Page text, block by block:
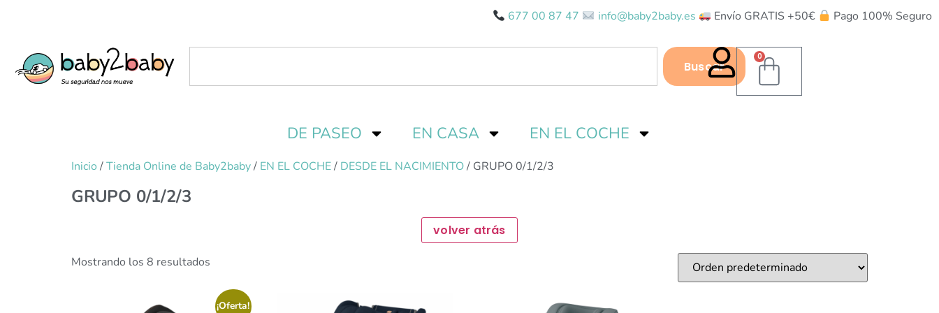
677 00 87 47 info@baby2baby.es Envío GRATIS +50€ Pago 100% Seguro
Buscar
0
DE PASEO EN CASA EN EL COCHE
Inicio /Tienda Online de Baby2baby/ EN EL COCHE/ DESDE EL NACIMIENTO/ GRUPO 0/1/2/3
GRUPO 0/1/2/3
Mostrando los 8 resultados
¡Oferta!